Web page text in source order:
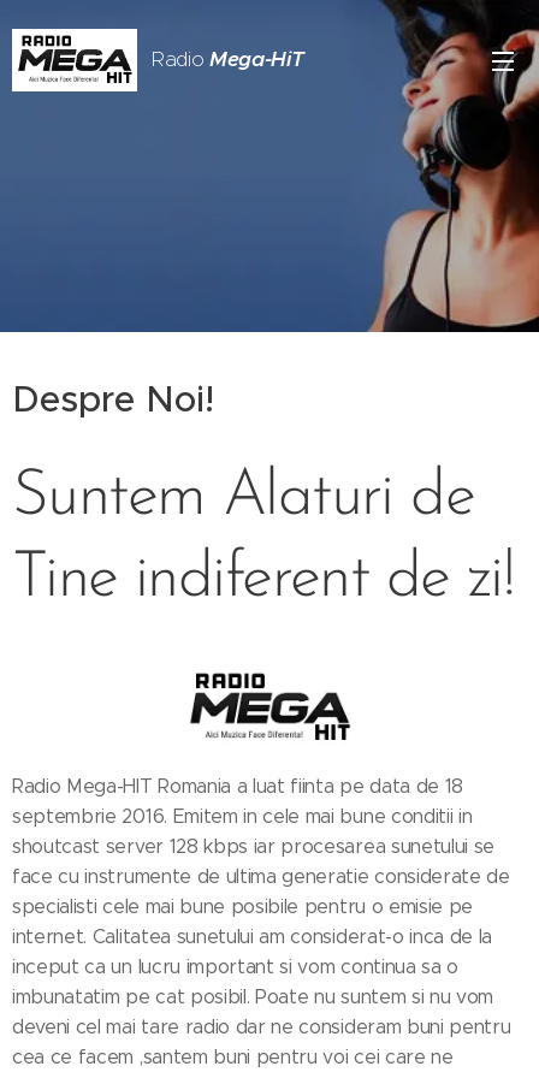
RadioMega-HiT
Despre Noi!
Suntem Alaturi de
Tine indiferent de zi!
Radio Mega-HIT Romania a luat fiinta pe data de 18
septembrie 2016. Emitem in cele mai bune conditii in
shoutcast server 128 kbps iar procesarea sunetului se
face cu instrumente de ultima generatie considerate de
specialisti cele mai bune posibile pentru o emisie pe
internet. Calitatea sunetului am considerat-o inca de la
inceput ca un lucru important si vom continua sa o
imbunatatim pe cat posibil. Poate nu suntem si nu vom
deveni cel mai tare radio dar ne consideram buni pentru
cea ce facem ,santem buni pentru voi cei care ne